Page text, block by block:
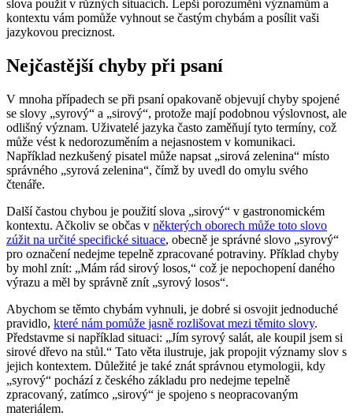
slova použít v různých situacích. Lepší porozumění významům a
kontextu vám pomůže vyhnout se častým chybám a posílit vaši
jazykovou preciznost.
Nejčastější chyby při psaní
V mnoha případech se při psaní opakovaně objevují chyby spojené
se slovy „syrový“ a „sirový“, protože mají podobnou výslovnost, ale
odlišný význam. Uživatelé jazyka často zaměňují tyto termíny, což
může vést k nedorozuměním a nejasnostem v komunikaci.
Například nezkušený pisatel může napsat „sirová zelenina“ místo
správného „syrová zelenina“, čímž by uvedl do omylu svého
čtenáře.
Další častou chybou je použití slova „sirový“ v gastronomickém
kontextu. Ačkoliv se občas v některých oborech může toto slovo
zúžit na určité specifické situace, obecně je správné slovo „syrový“
pro označení nedejme tepelně zpracované potraviny. Příklad chyby
by mohl znít: „Mám rád sirový losos,“ což je nepochopení daného
výrazu a měl by správně znít „syrový losos“.
Abychom se těmto chybám vyhnuli, je dobré si osvojit jednoduché
pravidlo, které nám pomůže jasně rozlišovat mezi těmito slovy.
Představme si například situaci: „Jím syrový salát, ale koupil jsem si
sirové dřevo na stůl.“ Tato věta ilustruje, jak propojit významy slov s
jejich kontextem. Důležité je také znát správnou etymologii, kdy
„syrový“ pochází z českého základu pro nedejme tepelně
zpracovaný, zatímco „sirový“ je spojeno s neopracovaným
materiálem.